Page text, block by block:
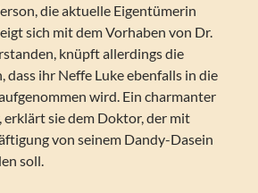
die aktuelle Eigentümerin
sich mit dem Vorhaben von Dr.
knüpft allerdings die
dass ihr Neffe Luke ebenfalls in die
wird. Ein charmanter
erklärt sie dem Doktor, der mit
von seinem Dandy-Dasein
soll.